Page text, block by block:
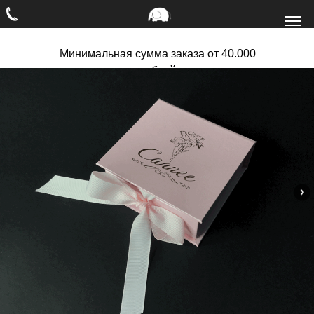
Минимальная сумма заказа от 40.000
рублей